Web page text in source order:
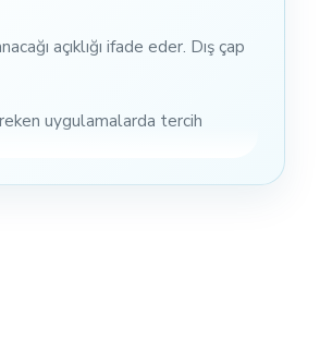
açıklığı ifade eder. Dış çap
uygulamalarda tercih